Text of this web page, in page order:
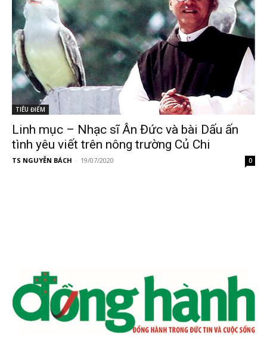
TIÊU ĐIỂM
Linh mục – Nhạc sĩ Ân Đức và bài Dấu ấn
tình yêu viết trên nông trường Củ Chi
TS NGUYỄN BÁCH - 19/07/2020 0